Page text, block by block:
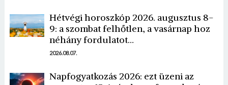
Hétvégi horoszkóp 2026. augusztus 8-
9: a szombat felhőtlen, a vasárnap hoz
néhány fordulatot…
2026.08.07.
Napfogyatkozás 2026: ezt üzeni az
Borsonline bejelentkezés
E-mail cím vagy felhasználónév